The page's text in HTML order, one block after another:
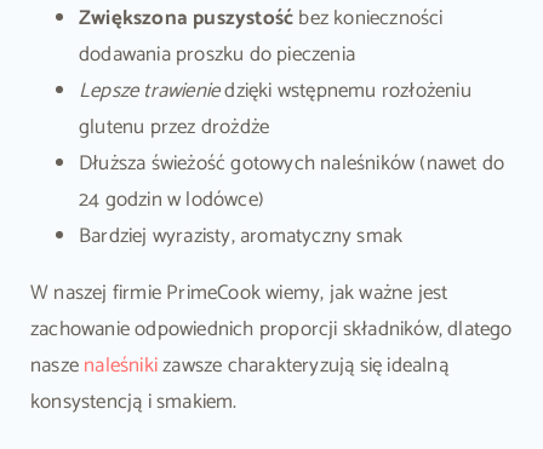
Zwiększona puszystośćbez konieczności
dodawania proszku do pieczenia
Lepsze trawieniedzięki wstępnemu rozłożeniu
glutenu przez drożdże
Dłuższa świeżość gotowych naleśników (nawet do
24 godzin w lodówce)
Bardziej wyrazisty, aromatyczny smak
W naszej firmie PrimeCook wiemy, jak ważne jest
zachowanie odpowiednich proporcji składników, dlatego
naszenaleśnikizawsze charakteryzują się idealną
konsystencją i smakiem.